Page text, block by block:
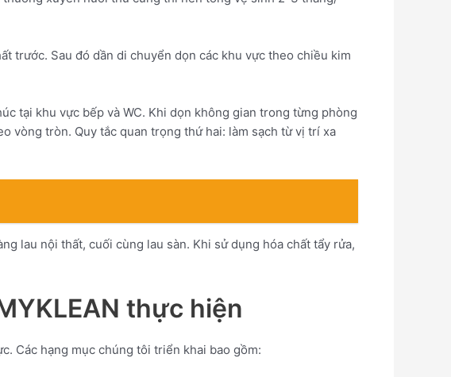
trước. Sau đó dần di chuyển dọn các khu vực theo chiều kim
tại khu vực bếp và WC. Khi dọn không gian trong từng phòng
vòng tròn. Quy tắc quan trọng thứ hai: làm sạch từ vị trí xa
lau nội thất, cuối cùng lau sàn. Khi sử dụng hóa chất tẩy rửa,
thực hiện
Các hạng mục chúng tôi triển khai bao gồm: